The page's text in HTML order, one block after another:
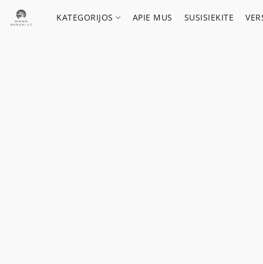
KATEGORIJOS APIE MUS SUSISIEKITE